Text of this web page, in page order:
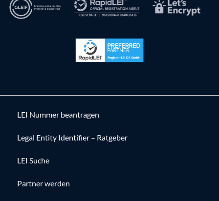
LEI Nummer beantragen
Legal Entity Identifier – Ratgeber
LEI Suche
Partner werden